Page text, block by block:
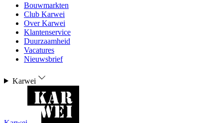
Bouwmarkten
Club Karwei
Over Karwei
Klantenservice
Duurzaamheid
Vacatures
Nieuwsbrief
Karwei